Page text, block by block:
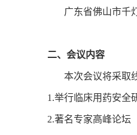
广东省佛山市千灯
二、会议内容
本次会议将采取线
1.举行临床用药安全
2.著名专家高峰论坛